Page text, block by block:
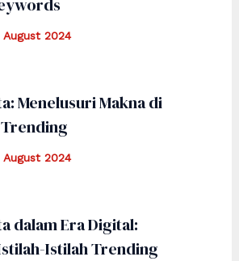
August 2024
Menelusuri Makna di
August 2024
dalam Era Digital:
Istilah Trending